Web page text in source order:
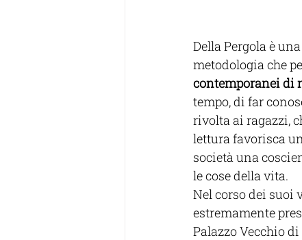
Della Pergola è
metodologia che
contemporanei di
tempo, di far
rivolta ai ragazzi,
lettura favorisca
società una
le cose della vita.
Nel corso dei suoi
estremamente
Palazzo Vecchio